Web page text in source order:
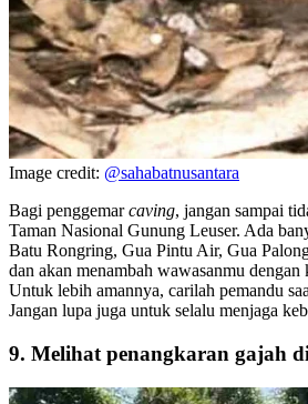
Image credit: @sahabatnusantara
Bagi penggemarcaving, jangan sampai
Taman Nasional Gunung Leuser. Ada
Batu Rongring, Gua Pintu Air, Gua
dan akan menambah wawasanmu dengan
Untuk lebih amannya, carilah pemandu
Jangan lupa juga untuk selalu menjaga
9. Melihat penangkaran gajah